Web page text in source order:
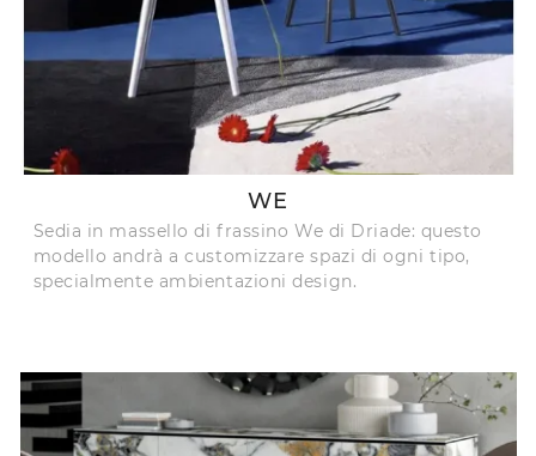
WE
Sedia in massello di frassino We di Driade: questo
modello andrà a customizzare spazi di ogni tipo,
specialmente ambientazioni design.